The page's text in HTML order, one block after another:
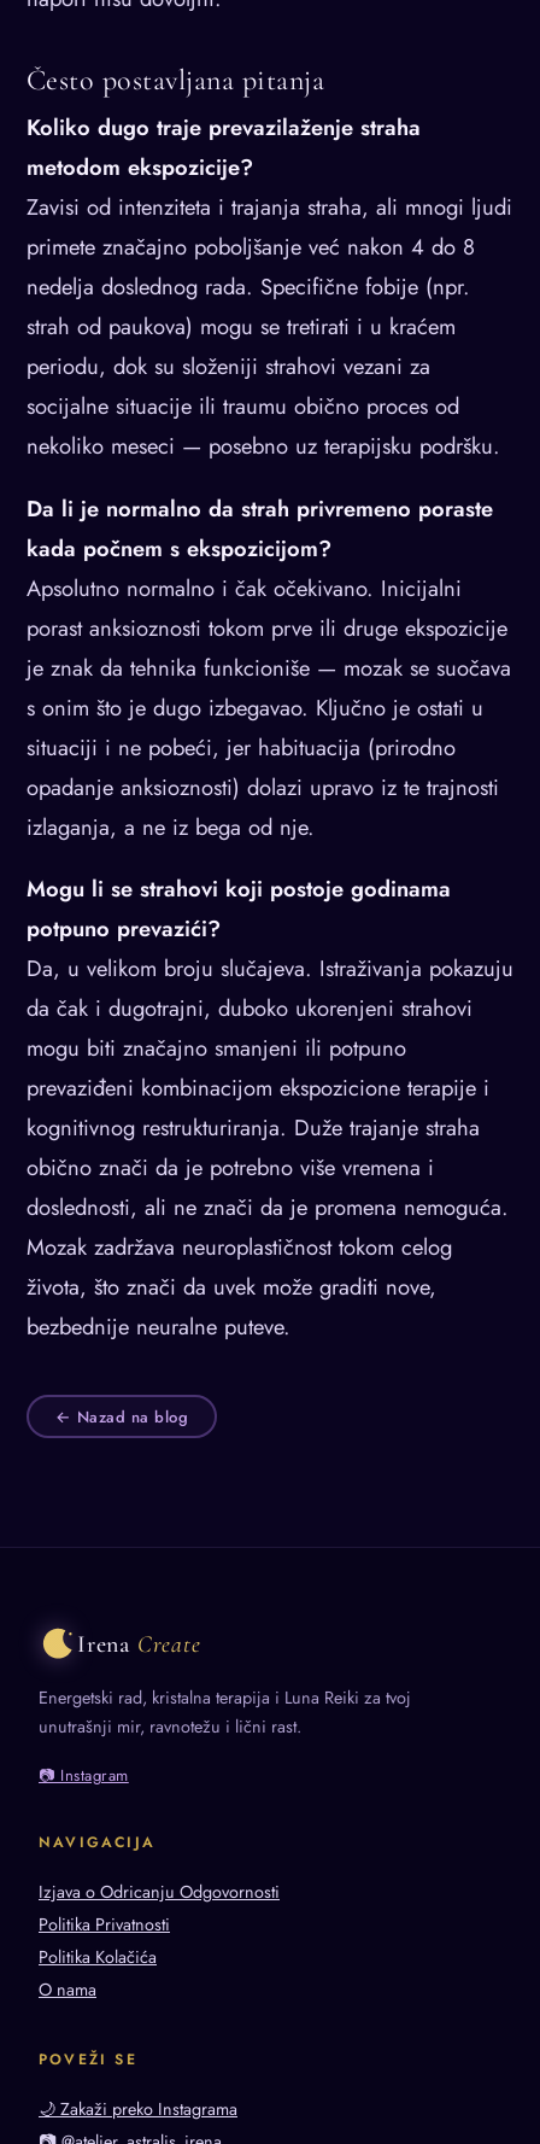
Često postavljana pitanja
Koliko dugo traje prevazilaženje straha
metodom ekspozicije?
Zavisi od intenziteta i trajanja straha, ali mnogi ljudi
primete značajno poboljšanje već nakon 4 do 8
nedelja doslednog rada. Specifične fobije (npr.
strah od paukova) mogu se tretirati i u kraćem
periodu, dok su složeniji strahovi vezani za
socijalne situacije ili traumu obično proces od
nekoliko meseci — posebno uz terapijsku podršku.
Da li je normalno da strah privremeno poraste
kada počnem s ekspozicijom?
Apsolutno normalno i čak očekivano. Inicijalni
porast anksioznosti tokom prve ili druge ekspozicije
je znak da tehnika funkcioniše — mozak se suočava
s onim što je dugo izbegavao. Ključno je ostati u
situaciji i ne pobeći, jer habituacija (prirodno
opadanje anksioznosti) dolazi upravo iz te trajnosti
izlaganja, a ne iz bega od nje.
Mogu li se strahovi koji postoje godinama
potpuno prevazići?
Da, u velikom broju slučajeva. Istraživanja pokazuju
da čak i dugotrajni, duboko ukorenjeni strahovi
mogu biti značajno smanjeni ili potpuno
prevaziđeni kombinacijom ekspozicione terapije i
kognitivnog restrukturiranja. Duže trajanje straha
obično znači da je potrebno više vremena i
doslednosti, ali ne znači da je promena nemoguća.
Mozak zadržava neuroplastičnost tokom celog
života, što znači da uvek može graditi nove,
bezbednije neuralne puteve.
← Nazad na blog
Irena Create
Energetski rad, kristalna terapija i Luna Reiki za tvoj
unutrašnji mir, ravnotežu i lični rast.
📷 Instagram
NAVIGACIJA
Izjava o Odricanju Odgovornosti
Politika Privatnosti
Politika Kolačića
O nama
POVEŽI SE
🌙 Zakaži preko Instagrama